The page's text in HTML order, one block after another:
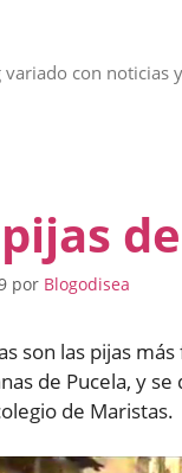
variado con noticias
por Blogodisea
son las pijas
de Pucela, y
de Maristas.